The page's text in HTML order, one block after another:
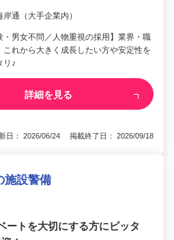
通（大手企業内）
・男女不問／人物重視の採用】業界・職
これから大きく成長したい方や安定性を
リ♪
詳細を見る
日： 2026/06/24 掲載終了日： 2026/09/18
施設警備
ートを大切にする方にピッタ